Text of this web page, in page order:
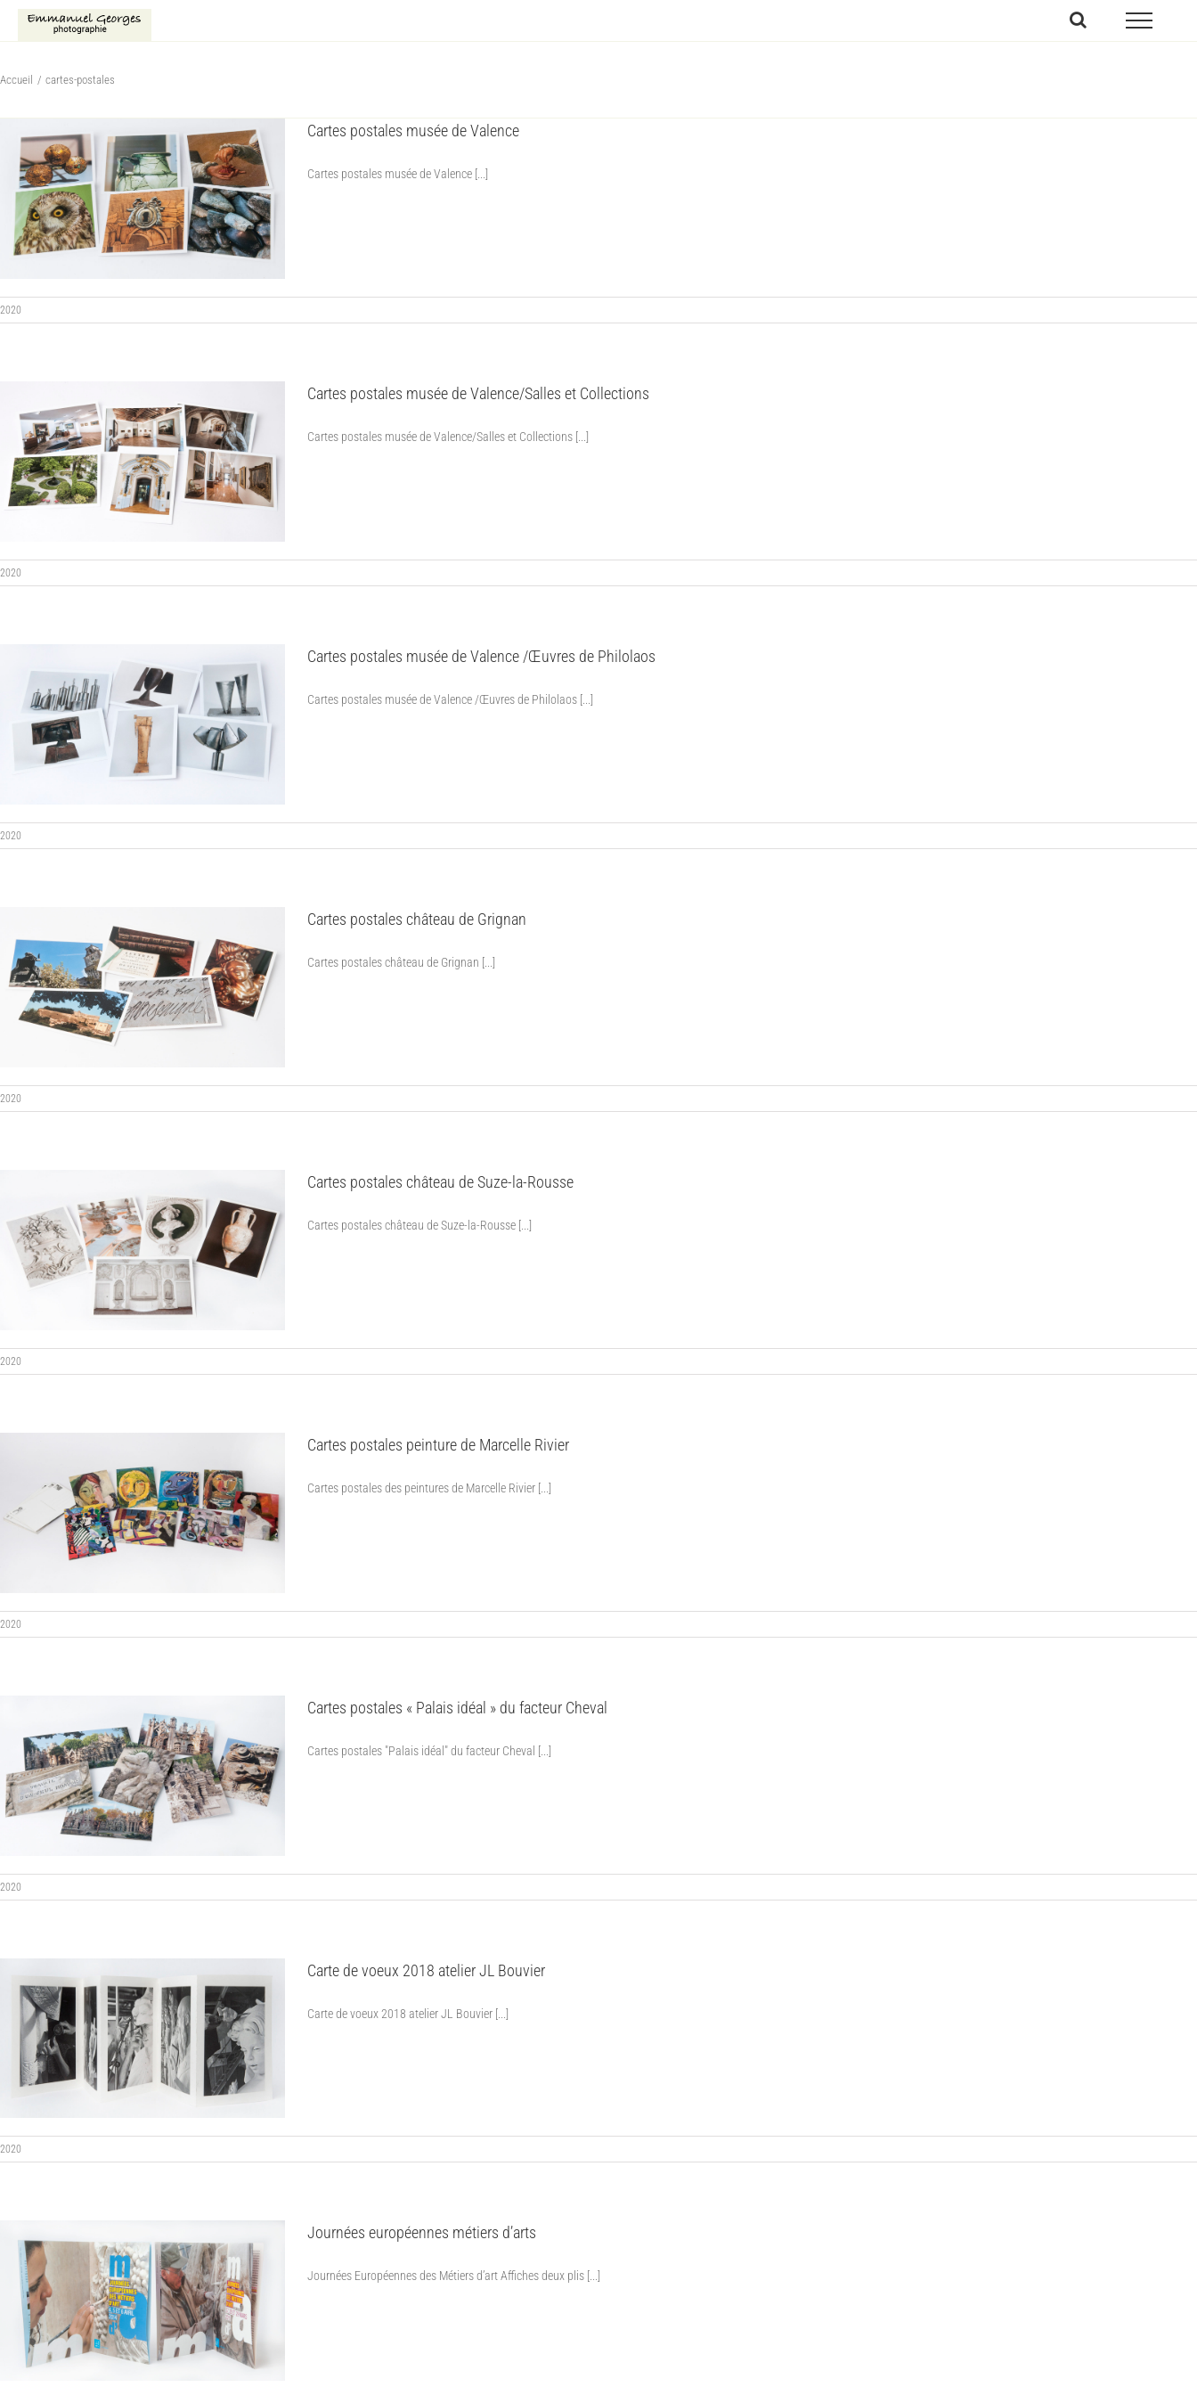
Passer
contenu
Accueil cartes-postales
Cartes postales musée de Valence
Cartes postales musée de Valence [...]
2020
Cartes postales musée de Valence/Salles et Collections
Cartes postales musée de Valence/Salles et Collections [...]
2020
Cartes postales musée de Valence /Œuvres de Philolaos
Cartes postales musée de Valence /Œuvres de Philolaos [...]
2020
Cartes postales château de Grignan
Cartes postales château de Grignan [...]
2020
Cartes postales château de Suze-la-Rousse
Cartes postales château de Suze-la-Rousse [...]
2020
Cartes postales peinture de Marcelle Rivier
Cartes postales des peintures de Marcelle Rivier [...]
2020
Cartes postales « Palais idéal » du facteur Cheval
Cartes postales "Palais idéal" du facteur Cheval [...]
2020
Carte de voeux 2018 atelier JL Bouvier
Carte de voeux 2018 atelier JL Bouvier [...]
2020
Journées européennes métiers d’arts
Journées Européennes des Métiers d’art Affiches deux plis [...]